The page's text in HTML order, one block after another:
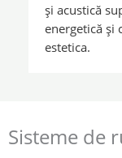
și acustică
energetică și
estetica.
Sisteme de